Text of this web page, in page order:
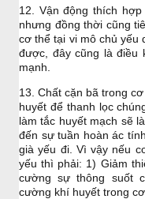
12. Vận động thích
nhưng đồng thời cũng
cơ thể tại vi mô chủ yếu
được, đây cũng là điều
mạnh.
13. Chất cặn bã trong
huyết để thanh lọc
làm tắc huyết mạch sẽ
đến sự tuần hoàn ác
già yếu đi. Vì vậy nếu
yếu thì phải: 1) Giảm
cường sự thông suốt
cường khí huyết trong cơ